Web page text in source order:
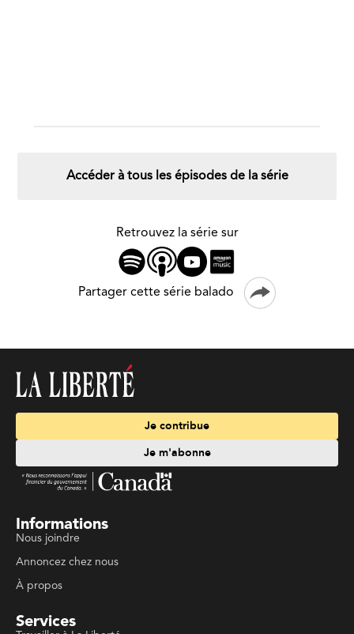
Accéder à tous les épisodes de la série
Retrouvez la série sur
Partager cette série balado
Je contribue
Je m'abonne
Informations
Nous joindre
Annoncez chez nous
À propos
Services